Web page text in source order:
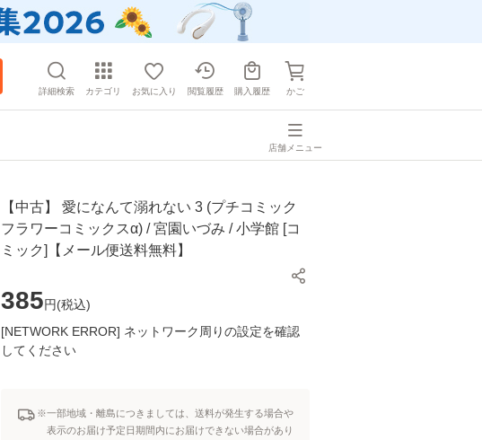
詳細検索 カテゴリ お気に入り 閲覧履歴 購入履歴 かご
店舗メニュー
【中古】 愛になんて溺れない 3 (プチコミック
フラワーコミックスα) / 宮園いづみ / 小学館 [コ
ミック]【メール便送料無料】
385円(税込)
[NETWORK ERROR] ネットワーク周りの設定を確認
してください
※一部地域・離島につきましては、送料が発生する場合や
表示のお届け予定日期間内にお届けできない場合があり